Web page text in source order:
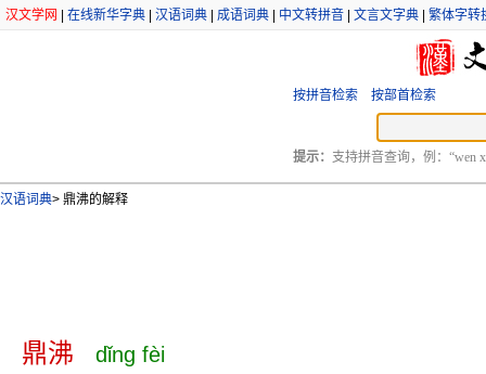
汉文学网 在线新华字典 汉语词典 成语词典 中文转拼音 文言文字典 繁体字转
按拼音检索 按部首检索
提示： 支持拼音查询，例：“wen
汉语词典> 鼎沸的解释
鼎沸 dǐng fèi